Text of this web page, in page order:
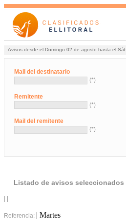
Avisos desde el Domingo 02 de agosto hasta el
Mail del destinatario
(*)
Remitente
(*)
Mail del remitente
(*)
Listado de avisos seleccionados
Referencia: | Martes